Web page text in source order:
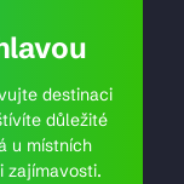
destinaci
důležité
u místních
zajímavosti.